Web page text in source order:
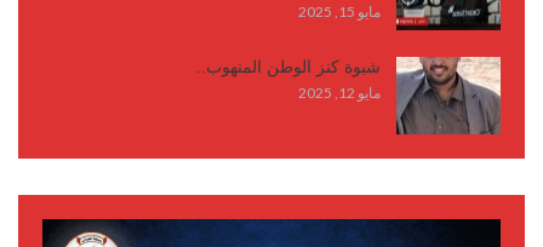
مايو 15, 2025
شبوة كنز الوطن المنهوب..
مايو 12, 2025